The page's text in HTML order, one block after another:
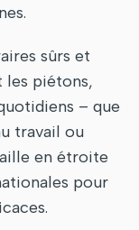
sûrs et
les piétons,
– que
travail ou
en étroite
pour